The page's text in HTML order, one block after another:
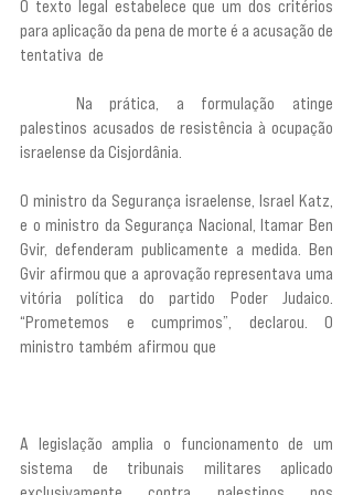
O texto legal estabelece que um dos critérios
para aplicação da pena de morte é a acusação de
tentativa de
Na prática, a formulação atinge
palestinos acusados de resistência à ocupação
israelense da Cisjordânia.
O ministro da Segurança israelense, Israel Katz,
e o ministro da Segurança Nacional, Itamar Ben
Gvir, defenderam publicamente a medida. Ben
Gvir afirmou que a aprovação representava uma
vitória política do partido Poder Judaico.
“Prometemos e cumprimos”, declarou. O
ministro também afirmou que
A legislação amplia o funcionamento de um
sistema de tribunais militares aplicado